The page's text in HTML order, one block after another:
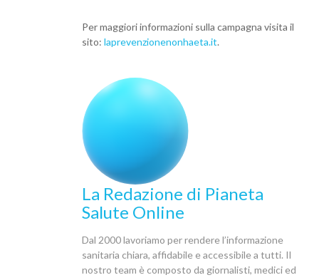
Per maggiori informazioni sulla campagna visita il
sito: laprevenzionenonhaeta.it.
La Redazione di Pianeta
Salute Online
Dal 2000 lavoriamo per rendere l’informazione
sanitaria chiara, affidabile e accessibile a tutti. Il
nostro team è composto da giornalisti, medici ed